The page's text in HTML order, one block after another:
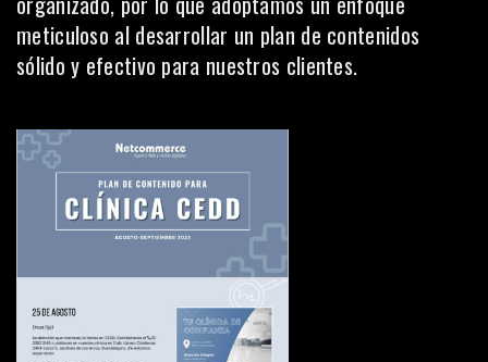
meticuloso al desarrollar un plan de contenidos
sólido y efectivo para nuestros clientes.